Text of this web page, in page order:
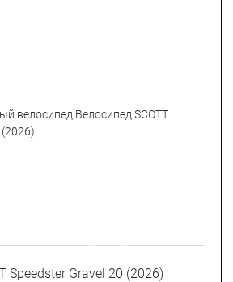
Speedster Gravel 20 (2026)